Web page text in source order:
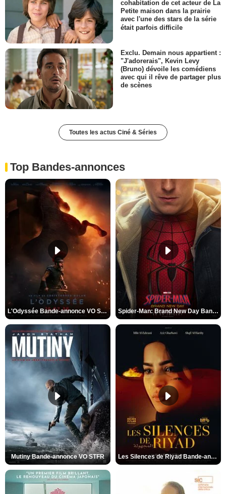
cohabitation de cet acteur de La
Petite maison dans la prairie
avec l'une des stars de la série
était parfois difficile
Exclu. Demain nous appartient :
"J'adorerais", Kevin Levy
(Bruno) dévoile les comédiens
avec qui il rêve de partager plus
de scènes
Toutes les actus Ciné & Séries
Top Bandes-annonces
L'Odyssée Bande-annonce VO STFR Spider-Man: Brand New Day Bande-annonce VO STFR
Mutiny Bande-annonce VO STFR Les Silences de Riyad Bande-annonce VO STFR